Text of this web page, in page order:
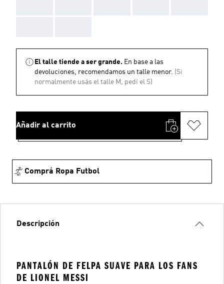
El talle tiende a ser grande. En base a las
devoluciones, recomendamos un talle menor. (Si
normalmente usás el talle M, pedí el S)
Añadir al carrito
Comprá Ropa Futbol
Descripción
PANTALÓN DE FELPA SUAVE PARA LOS FANS
DE LIONEL MESSI